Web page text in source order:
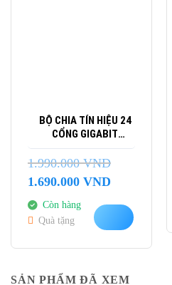
BỘ CHIA TÍN HIỆU 24
CỔNG GIGABIT
DESKTOP/RACKMOUNT
TL-SG1024D
1.990.000VND
Giá
là:
1.990.000 VND.
1.690.000 VNDGiá
tại
Còn hàng
Quà tặng
SẢN PHẨM ĐÃ XEM